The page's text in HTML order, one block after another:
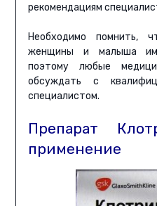
рекомендациям
Необходимо помнить,
женщины и малыша
поэтому любые
обсуждать с
специалистом.
Препарат
применение